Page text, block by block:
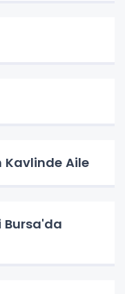
Kavlinde Aile
Bursa'da